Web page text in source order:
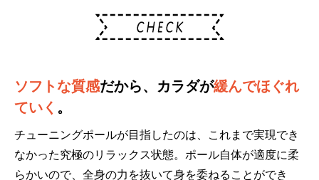
ソフトな質感だから、カラダが緩んでほぐれ
ていく 。
チューニングポールが目指したのは、これまで実現でき
なかった究極のリラックス状態。ポール自体が適度に柔
らかいので、全身の力を抜いて身を委ねることができ